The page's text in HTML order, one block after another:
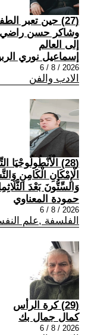
(27) حين تعبر
وشاكر حسن راضي
إلى العالم
إسماعيل نوري
2026 / 8 / 6
الادب والفن
(28)
الْإِمْكَانِ الْكَامِنِ
وَالسِّتُّونَ بَعْدَ
حمودة المعناوي
2026 / 8 / 6
الفلسفة ,علم
(29) كرة الرأس
كمال جمال بك
2026 / 8 / 6